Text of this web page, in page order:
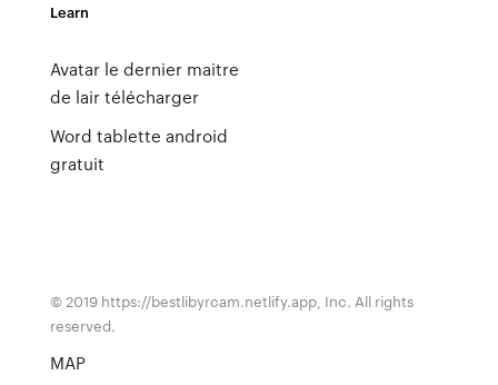
Learn
Avatar le dernier maitre
de lair télécharger
Word tablette android
gratuit
© 2019 https://bestlibyrcam.netlify.app, Inc. All rights
reserved.
MAP